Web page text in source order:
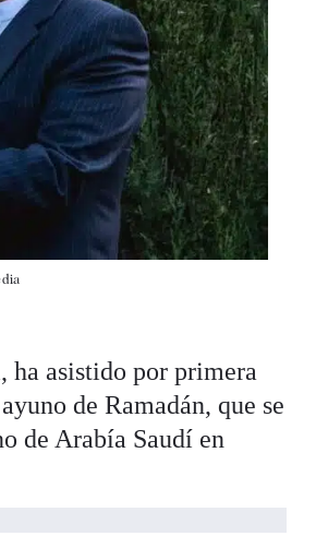
ha asistido por primera
de Ramadán, que se
de Arabía Saudí en